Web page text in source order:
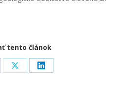
tento článok
Share Share